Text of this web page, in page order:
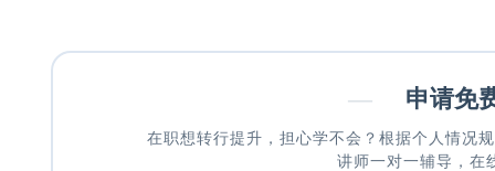
— 申请免
在职想转行提升，担心学不会？根据个人情况
讲师一对一辅导，在